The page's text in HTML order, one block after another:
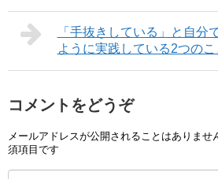
「手抜きしている」と自分
ように実践している2つのこ
コメントをどうぞ
メールアドレスが公開されることはありませ
須項目です